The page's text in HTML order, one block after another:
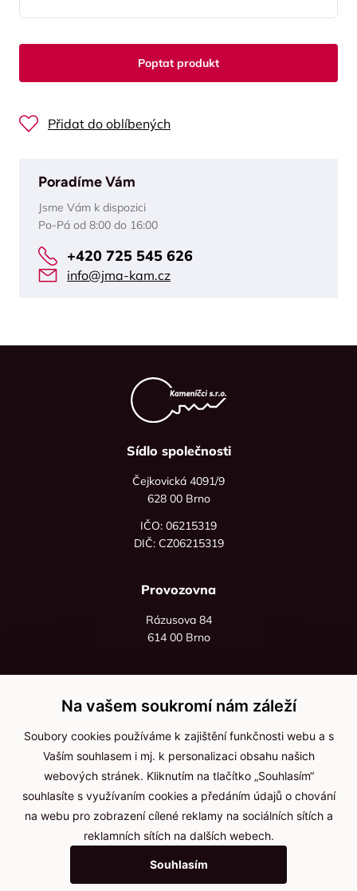
Poptat produkt
Přidat do oblíbených
Poradíme Vám
Jsme Vám k dispozici
Po-Pá od 8:00 do 16:00
+420 725 545 626
info@jma-kam.cz
Sídlo společnosti
Čejkovická 4091/9
628 00 Brno
IČO: 06215319
DIČ: CZ06215319
Provozovna
Rázusova 84
614 00 Brno
+420 736 535 066
Po - pá: 8:00 - 16:00
info@jma-kam.cz
Důležité informace
Ochrana osobních údajů
Cookies
Na vašem soukromí nám záleží
Soubory cookies používáme k zajištění funkčnosti webu a s
Vaším souhlasem i mj. k personalizaci obsahu našich
webových stránek. Kliknutím na tlačítko „Souhlasím“
souhlasíte s využívaním cookies a předáním údajů o chování
na webu pro zobrazení cílené reklamy na sociálních sítích a
reklamních sítích na dalších webech.
Souhlasím